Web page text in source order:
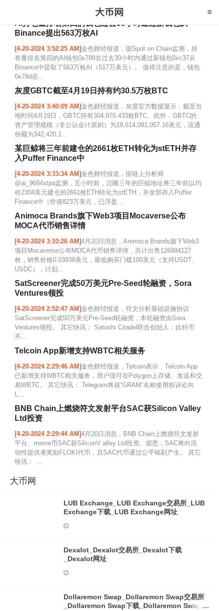
AI持仓量排名第四的钱包过去30小时通过新钱包从
Binance提出563万枚AI
[4-20-2024 3:52:25 AM]金色财经报道，据Spot on Chain监测，持
有量排名第四的AI钱包0x788在过去30小时内通过新钱包0xc37从
Binance中提取了563万枚AI（517万美元）。 值得注意的是，钱包
0x78d还...
灰度GBTC截至4月19日持有约30.5万枚BTC
[4-20-2024 3:40:09 AM]金色财经报道，灰度官方数据显示，截至当
地时间4月19日，GBTC持有304,970.433枚BTC。此外，GBTC的
资产管理规模（非公认会计原则）为19,614,091,057.16美元，流通
份额为342,420,1...
某巨鲸将三年前建仓的2661枚ETH转化为stETH并存
入Puffer Finance中
[4-20-2024 3:33:34 AM]金色财经报道，据链上分析师
@ai_9684xtpa监测，五小时前，沉睡三年的巨鲸地址将三年前以均
价2304美元建仓的2661枚ETH转化为stETH，并全部存入Puffer
Finance中（价值823万美元，已浮盈...
Animoca Brands旗下Web3项目Mocaverse公布
MOCA代币销售详情
[4-20-2024 3:10:26 AM]4月20日消息，Animoca Brands旗下Web3
项目Mocaverse公布MOCA代币销售详情，共计出售126984127
枚，销售价格0.03938美元，最低购买门槛100美元（支持USDT、
USDC），计划...
SatScreener完成50万美元Pre-Seed轮融资，Sora
Ventures领投
[4-20-2024 2:52:47 AM]金色财经报道，符文分析基础设施协议
SatScreener完成50万美元Pre-Seed轮融资，本轮融资由Sora
Ventures领投。 其它快讯： Satoshi Citadel联合创始人：比特币
不...
Telcoin App新增支持WBTC相关服务
[4-20-2024 2:29:46 AM]金色财经报道，Telcoin表示，Telcoin App
已新增支持WBTC相关服务，用户现可在Polygon上存储、发送和交
易WBTC。 其它快讯： Telegram将就“GRAM”名称使用权诉讼向
L...
BNB Chain上燃烧符文发射平台SAC获Silicon Valley
Ltd投资
[4-20-2024 2:29:44 AM]4月20日消息，BNB Chain上燃烧符文发射
平台、meme币SAC获SiliconV alley Ltd投资。据悉，SAC将向流
动性提供者奖励FLOKI代币，且SAC代币通过公平铭刻产生。 其它
快讯： ...
大币网
LUB Exchange_LUB Exchange交易所_LUB
Exchange下载_LUB Exchange网址
Dexalot_Dexalot交易所_Dexalot下载
_Dexalot网址
Dollaremon Swap_Dollaremon Swap交易所
_Dollaremon Swap下载_Dollaremon Swap网